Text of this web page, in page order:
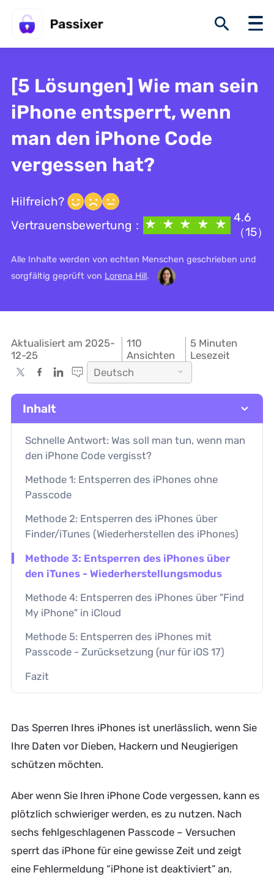
[5 Lösungen] Wie man sein
iPhone entsperrt, wenn
man den iPhone Code
vergessen hat?
Hilfreich?
Vertrauensbewertung：
4.6
（15）
Alle Inhalte werden von echten Menschen geschrieben und
sorgfältig geprüft von Lorena Hill.
Aktualisiert am 2025-
12-25
110
Ansichten
5 Minuten
Lesezeit
Deutsch
Inhalt
Schnelle Antwort: Was soll man tun, wenn man
den iPhone Code vergisst?
Methode 1: Entsperren des iPhones ohne
Passcode
Methode 2: Entsperren des iPhones über
Finder/iTunes (Wiederherstellen des iPhones)
Methode 3: Entsperren des iPhones über
den iTunes - Wiederherstellungsmodus
Methode 4: Entsperren des iPhones über "Find
My iPhone" in iCloud
Methode 5: Entsperren des iPhones mit
Passcode - Zurücksetzung (nur für iOS 17)
Fazit
Das Sperren Ihres iPhones ist unerlässlich, wenn Sie
Ihre Daten vor Dieben, Hackern und Neugierigen
schützen möchten.
Aber wenn Sie Ihren iPhone Code vergessen, kann es
plötzlich schwieriger werden, es zu nutzen. Nach
sechs fehlgeschlagenen Passcode – Versuchen
sperrt das iPhone für eine gewisse Zeit und zeigt
eine Fehlermeldung “iPhone ist deaktiviert” an.